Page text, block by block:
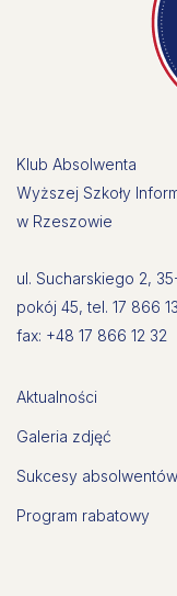
Klub Absolwenta
Wyższej Szkoły
w Rzeszowie
ul. Sucharskiego 2,
pokój 45, tel. 17 866
fax: +48 17 866 12 32
Aktualności
Galeria zdjęć
Sukcesy absolwentów
Program rabatowy